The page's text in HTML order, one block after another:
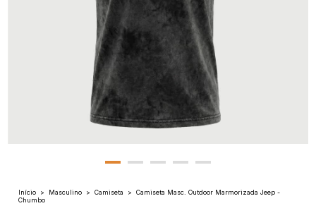
Início > Masculino > Camiseta >
Camiseta Masc. Outdoor Marmorizada Jeep -
Chumbo